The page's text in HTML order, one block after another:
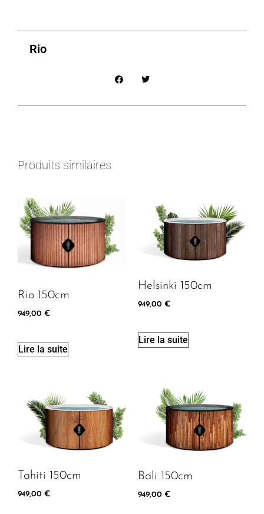
Rio
Produits similaires
Rio 150cm
949,00 €
Lire la suite
Helsinki 150cm
949,00 €
Lire la suite
Tahiti 150cm
949,00 €
Bali 150cm
949,00 €